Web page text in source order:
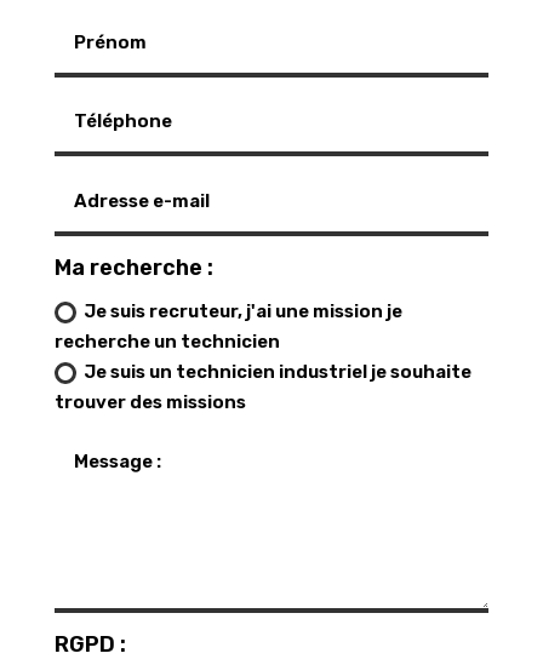
Ma recherche :
Je suis recruteur, j'ai une mission je
recherche un technicien
Je suis un technicien industriel je souhaite
trouver des missions
RGPD :